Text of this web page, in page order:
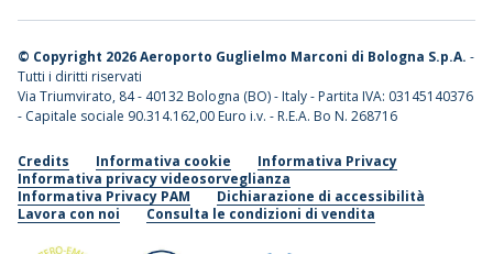
© Copyright 2026 Aeroporto Guglielmo Marconi di Bologna S.p.A. -
Tutti i diritti riservati
Via Triumvirato, 84 - 40132 Bologna (BO) - Italy - Partita IVA: 03145140376
- Capitale sociale 90.314.162,00 Euro i.v. - R.E.A. Bo N. 268716
Credits Informativa cookie
Informativa Privacy
Informativa privacy videosorveglianza
Informativa Privacy PAM
Dichiarazione di accessibilità
Lavora con noi
Consulta le condizioni di vendita